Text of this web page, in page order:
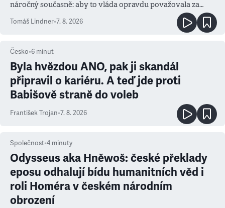
náročný současně: aby to vláda opravdu považovala za
prioritu
Tomáš Lindner•7. 8. 2026
Česko•6 minut
Byla hvězdou ANO, pak ji skandál
připravil o kariéru. A teď jde proti
Babišově straně do voleb
František Trojan•7. 8. 2026
Společnost•4 minuty
Odysseus aka Hněwoš: české překlady
eposu odhalují bídu humanitních věd i
roli Homéra v českém národním
obrození